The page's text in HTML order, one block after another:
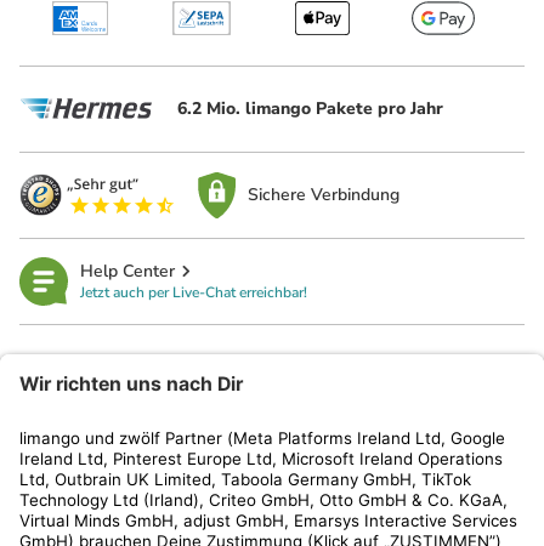
6.2 Mio. limango Pakete pro Jahr
Sichere Verbindung
Help Center
Jetzt auch per Live-Chat erreichbar!
Kundenservice
Shop